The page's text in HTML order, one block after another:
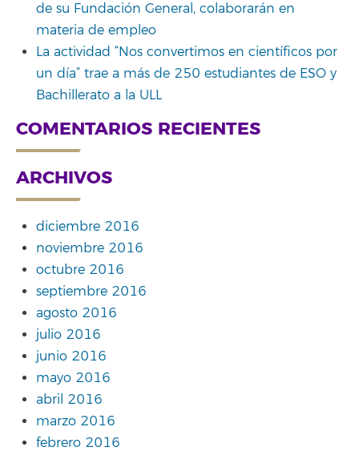
de su Fundación General, colaborarán en
materia de empleo
La actividad “Nos convertimos en científicos por
un día” trae a más de 250 estudiantes de ESO y
Bachillerato a la ULL
COMENTARIOS RECIENTES
ARCHIVOS
diciembre 2016
noviembre 2016
octubre 2016
septiembre 2016
agosto 2016
julio 2016
junio 2016
mayo 2016
abril 2016
marzo 2016
febrero 2016